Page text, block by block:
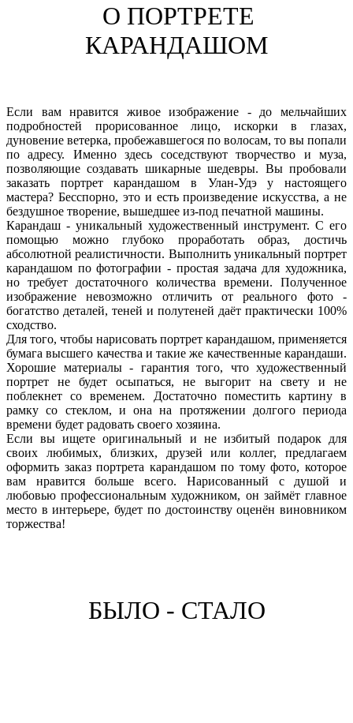
О ПОРТРЕТЕ
КАРАНДАШОМ
Если вам нравится живое изображение - до мельчайших
подробностей прорисованное лицо, искорки в глазах,
дуновение ветерка, пробежавшегося по волосам, то вы попали
по адресу. Именно здесь соседствуют творчество и муза,
позволяющие создавать шикарные шедевры. Вы пробовали
заказать портрет карандашом в Улан-Удэ у настоящего
мастера? Бесспорно, это и есть произведение искусства, а не
бездушное творение, вышедшее из-под печатной машины.
Карандаш - уникальный художественный инструмент. С его
помощью можно глубоко проработать образ, достичь
абсолютной реалистичности. Выполнить уникальный портрет
карандашом по фотографии - простая задача для художника,
но требует достаточного количества времени. Полученное
изображение невозможно отличить от реального фото -
богатство деталей, теней и полутеней даёт практически 100%
сходство.
Для того, чтобы нарисовать портрет карандашом, применяется
бумага высшего качества и такие же качественные карандаши.
Хорошие материалы - гарантия того, что художественный
портрет не будет осыпаться, не выгорит на свету и не
поблекнет со временем. Достаточно поместить картину в
рамку со стеклом, и она на протяжении долгого периода
времени будет радовать своего хозяина.
Если вы ищете оригинальный и не избитый подарок для
своих любимых, близких, друзей или коллег, предлагаем
оформить заказ портрета карандашом по тому фото, которое
вам нравится больше всего. Нарисованный с душой и
любовью профессиональным художником, он займёт главное
место в интерьере, будет по достоинству оценён виновником
торжества!
БЫЛО - СТАЛО